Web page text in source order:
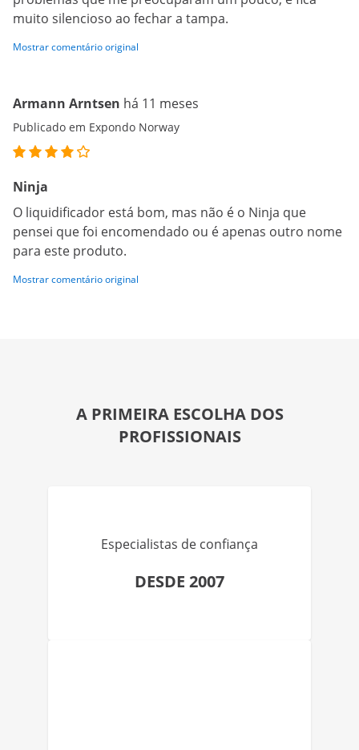
muito silencioso ao fechar a tampa.
Mostrar comentário original
Armann Arntsen há 11 meses
Publicado em Expondo Norway
Ninja
O liquidificador está bom, mas não é o Ninja que
pensei que foi encomendado ou é apenas outro nome
para este produto.
Mostrar comentário original
A PRIMEIRA ESCOLHA DOS
PROFISSIONAIS
Especialistas de confiança
DESDE 2007